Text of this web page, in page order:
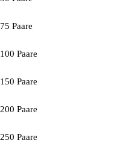
75 Paare
100 Paare
150 Paare
200 Paare
250 Paare